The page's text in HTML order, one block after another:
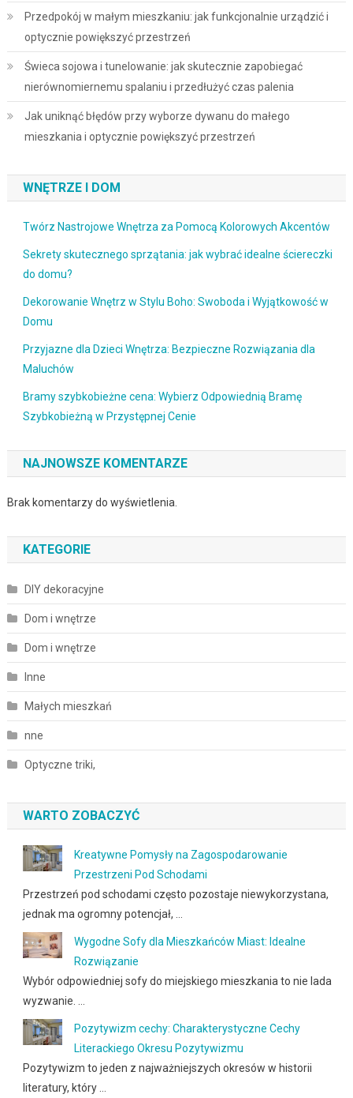
Przedpokój w małym mieszkaniu: jak funkcjonalnie urządzić i
optycznie powiększyć przestrzeń
Świeca sojowa i tunelowanie: jak skutecznie zapobiegać
nierównomiernemu spalaniu i przedłużyć czas palenia
Jak uniknąć błędów przy wyborze dywanu do małego
mieszkania i optycznie powiększyć przestrzeń
WNĘTRZE I DOM
Twórz Nastrojowe Wnętrza za Pomocą Kolorowych Akcentów
Sekrety skutecznego sprzątania: jak wybrać idealne ściereczki
do domu?
Dekorowanie Wnętrz w Stylu Boho: Swoboda i Wyjątkowość w
Domu
Przyjazne dla Dzieci Wnętrza: Bezpieczne Rozwiązania dla
Maluchów
Bramy szybkobieżne cena: Wybierz Odpowiednią Bramę
Szybkobieżną w Przystępnej Cenie
NAJNOWSZE KOMENTARZE
Brak komentarzy do wyświetlenia.
KATEGORIE
DIY dekoracyjne
Dom i wnętrze
Dom i wnętrze
Inne
Małych mieszkań
nne
Optyczne triki,
WARTO ZOBACZYĆ
Kreatywne Pomysły na Zagospodarowanie
Przestrzeni Pod Schodami
Przestrzeń pod schodami często pozostaje niewykorzystana,
jednak ma ogromny potencjał, …
Wygodne Sofy dla Mieszkańców Miast: Idealne
Rozwiązanie
Wybór odpowiedniej sofy do miejskiego mieszkania to nie lada
wyzwanie. …
Pozytywizm cechy: Charakterystyczne Cechy
Literackiego Okresu Pozytywizmu
Pozytywizm to jeden z najważniejszych okresów w historii
literatury, który …